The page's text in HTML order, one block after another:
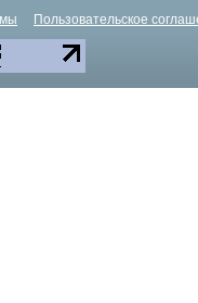
Пользовательское